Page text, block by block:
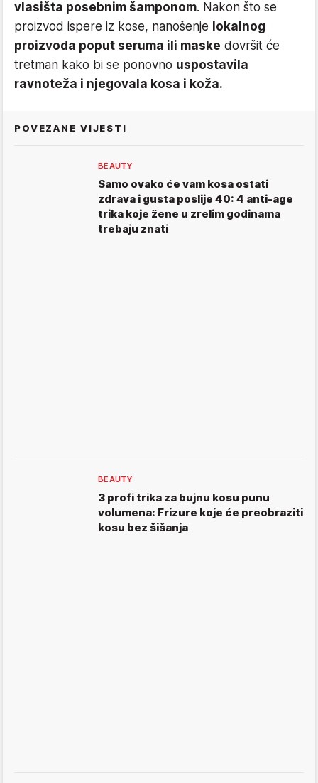
vlasišta posebnim šamponom. Nakon što se
proizvod ispere iz kose, nanošenje lokalnog
proizvoda poput seruma ili maske dovršit će
tretman kako bi se ponovno uspostavila
ravnoteža i njegovala kosa i koža.
POVEZANE VIJESTI
BEAUTY
Samo ovako će vam kosa ostati
zdrava i gusta poslije 40: 4 anti-age
trika koje žene u zrelim godinama
trebaju znati
BEAUTY
3 profi trika za bujnu kosu punu
volumena: Frizure koje će preobraziti
kosu bez šišanja